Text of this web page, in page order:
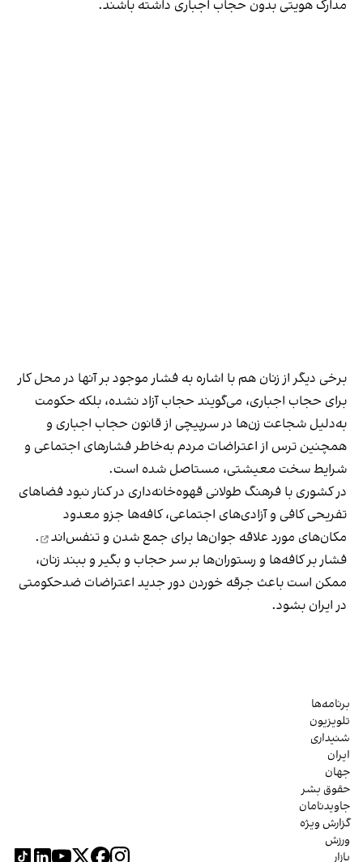
مدارک هویتی بدون حجاب اجباری داشته باشند.
برخی دیگر از زنان هم با اشاره به فشار موجود بر آنها در محل کار
برای حجاب اجباری، می‌گویند حجاب آزاد نشده، بلکه حکومت
به‌دلیل شجاعت زن‌ها در سرپیچی از قانون حجاب اجباری و
همچنین ترس از اعتراضات مردم به‌خاطر فشارهای اجتماعی و
شرایط سخت معیشتی، مستاصل شده است.
در کشوری با فرهنگ طولانی قهوه‌‌خانه‌داری در کنار نبود فضاهای
تفریحی کافی و آزادی‌های اجتماعی، کافه‌ها جزو معدود
مکان‌های مورد علاقه جوان‌ها برای جمع شدن و تنفس‌اند
.
فشار بر کافه‌ها و رستوران‌ها بر سر حجاب و بگیر و ببند زنان،
ممکن است باعث جرقه خوردن دور جدید اعتراضات ضدحکومتی
در ایران بشود.
برنامه‌ها
تلویزیون
شنیداری
ایران
جهان
حقوق بشر
جاویدنامان
گزارش ویژه
ورزش
بازار